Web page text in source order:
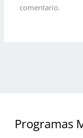
comentario.
Programas